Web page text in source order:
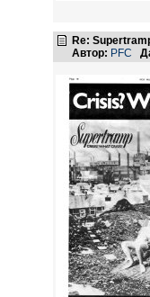
Re:
Автор: PFC